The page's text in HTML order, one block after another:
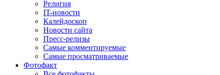
Религия
IT-новости
Калейдоскоп
Новости сайта
Пресс-релизы
Самые комментируемые
Самые просматриваемые
Фотофакт